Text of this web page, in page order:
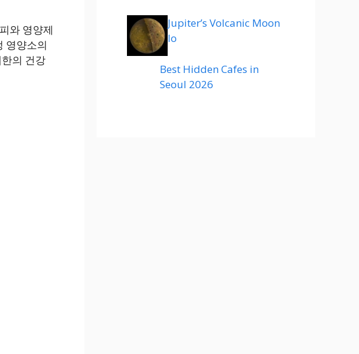
와 영양제
영양소의
의 건강
Jupiter’s Volcanic Moon
Io
Best Hidden Cafes in
Seoul 2026